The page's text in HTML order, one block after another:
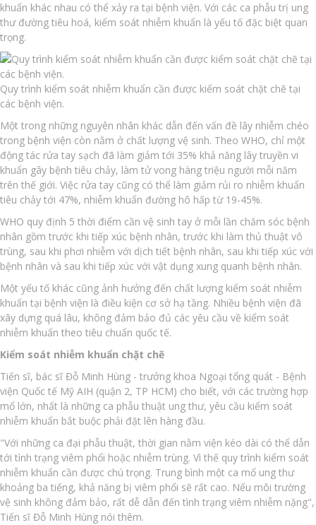
khuẩn khác nhau có thể xảy ra tại bệnh viện. Với các ca phẫu trị ung
thư đường tiêu hoá, kiểm soát nhiễm khuẩn là yếu tố đặc biệt quan
trọng.
Quy trình kiểm soát nhiễm khuẩn cần được kiểm soát chặt chẽ tại
các bệnh viện.
Một trong những nguyên nhân khác dẫn đến vấn đề lây nhiễm chéo
trong bệnh viện còn nằm ở chất lượng vệ sinh. Theo WHO, chỉ một
động tác rửa tay sạch đã làm giảm tới 35% khả năng lây truyền vi
khuẩn gây bệnh tiêu chảy, làm tử vong hàng triệu người mỗi năm
trên thế giới. Việc rửa tay cũng có thể làm giảm rủi ro nhiễm khuẩn
tiêu chảy tới 47%, nhiễm khuẩn đường hô hấp từ 19-45%.
WHO quy định 5 thời điểm cần vệ sinh tay ở mỗi lần chăm sóc bệnh
nhân gồm trước khi tiếp xúc bệnh nhân, trước khi làm thủ thuật vô
trùng, sau khi phơi nhiễm với dịch tiết bệnh nhân, sau khi tiếp xúc với
bệnh nhân và sau khi tiếp xúc với vật dụng xung quanh bệnh nhân.
Một yếu tố khác cũng ảnh hưởng đến chất lượng kiểm soát nhiễm
khuẩn tại bệnh viện là điều kiện cơ sở hạ tầng. Nhiều bệnh viện đã
xây dựng quá lâu, không đảm bảo đủ các yêu cầu về kiểm soát
nhiễm khuẩn theo tiêu chuẩn quốc tế.
Kiểm soát nhiễm khuẩn chặt chẽ
Tiến sĩ, bác sĩ Đỗ Minh Hùng - trưởng khoa Ngoại tổng quát - Bệnh
viện Quốc tế Mỹ AIH (quận 2, TP HCM) cho biết, với các trường hợp
mổ lớn, nhất là những ca phẫu thuật ung thư, yêu cầu kiểm soát
nhiễm khuẩn bắt buộc phải đặt lên hàng đầu.
"Với những ca đại phẫu thuật, thời gian nằm viện kéo dài có thể dẫn
tới tình trạng viêm phổi hoặc nhiễm trùng. Vì thế quy trình kiểm soát
nhiễm khuẩn cần được chú trọng. Trung bình một ca mổ ung thư
khoảng ba tiếng, khả năng bị viêm phổi sẽ rất cao. Nếu môi trường
vệ sinh không đảm bảo, rất dễ dẫn đến tình trạng viêm nhiễm nặng",
Tiến sĩ Đỗ Minh Hùng nói thêm.